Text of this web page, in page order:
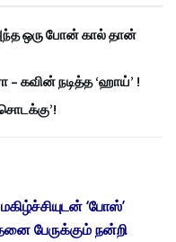
ஒரு போன் கால் தான்
கவின் நடித்த ‘ஹாய்’ !
‘போஸ்’
பேருக்கும் நன்றி